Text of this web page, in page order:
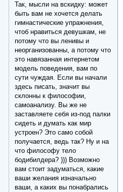
Так, мысли на вскидку: может
быть вам не хочется делать
гимнастические упражнения,
чтоб нравиться девушкам, не
потому что вы ленивы и
неорганизованны, а потому что
это навязанная интернетом
модель поведения, вам по
сути чуждая. Если вы начали
здесь писать, значит вы
склонны к философии,
самоанализу. Вы же не
заставляете себя из-под палки
сидеть и думать как мир
устроен? Это само собой
получается, ведь так? Ну и на
что философу тело
бодибилдера? ))) Возможно
вам стоит задуматься, какие
ваши желания изначально
ваши, а каких вы понабрались